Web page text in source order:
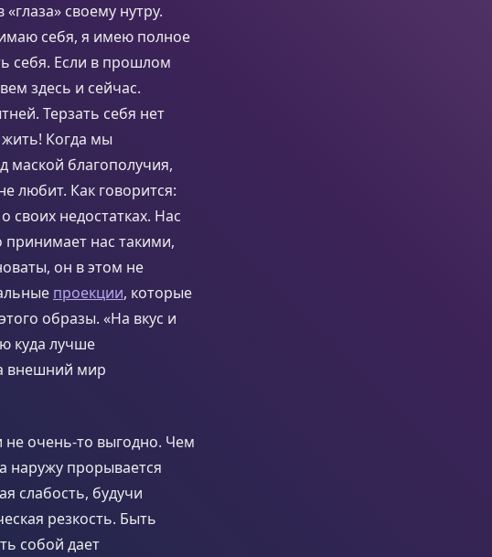
своему нутру.
себя, я имею полное
себя. Если в прошлом
здесь и сейчас.
Терзать себя нет
Когда мы
маской благополучия,
любит. Как говорится:
недостатках. Нас
принимает нас такими,
он в этом не
проекции, которые
образы. «На вкус и
куда лучше
внешний мир
не очень-то выгодно. Чем
наружу прорывается
слабость, будучи
резкость. Быть
собой дает